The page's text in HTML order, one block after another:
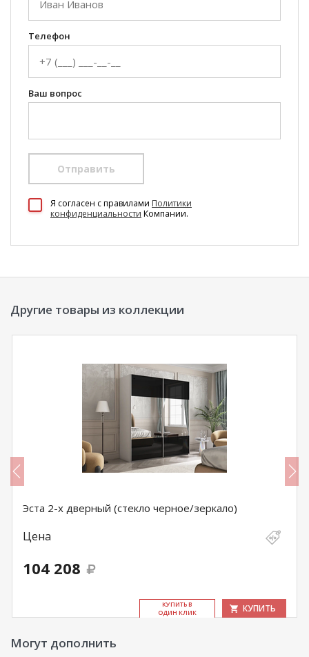
Телефон
Ваш вопрос
Отправить
Я согласен c правилами Политики
конфиденциальности Компании.
Другие товары из коллекции
Эста 2-х дверный (стекло черное/зеркало)
Цена
104 208
КУ­ПИТЬ В
ОДИН КЛИК
КУПИТЬ
Могут дополнить